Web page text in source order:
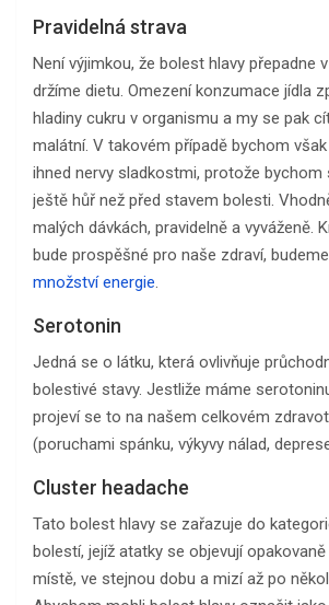
Pravidelná strava
Není výjimkou, že bolest hlavy přepadne
držíme dietu. Omezení konzumace jídla
hladiny cukru v organismu a my se pak
malátní. V takovém případě bychom však
ihned nervy sladkostmi, protože
ještě hůř než před stavem bolesti.
malých dávkách, pravidelně a vyváženě.
bude prospěšné pro naše zdraví,
množství energie.
Serotonin
Jedná se o látku, která ovlivňuje
bolestivé stavy. Jestliže máme
projeví se to na našem celkovém
(poruchami spánku, výkyvy nálad,
Cluster headache
Tato bolest hlavy se zařazuje do
bolestí, jejíž atatky se objevují
místě, ve stejnou dobu a mizí až po